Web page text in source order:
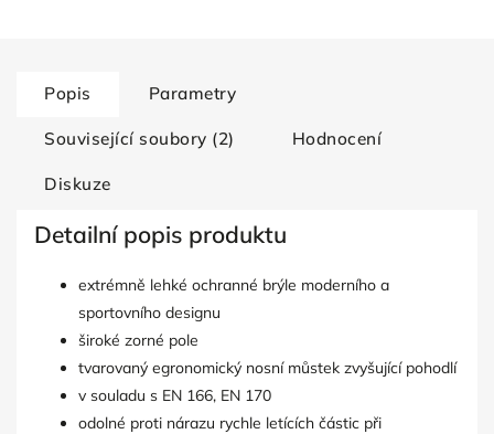
Popis Parametry
Související soubory (2) Hodnocení
Diskuze
Detailní popis produktu
extrémně lehké ochranné brýle moderního a
sportovního designu
široké zorné pole
tvarovaný egronomický nosní můstek zvyšující pohodlí
v souladu s EN 166, EN 170
odolné proti nárazu rychle letících částic při